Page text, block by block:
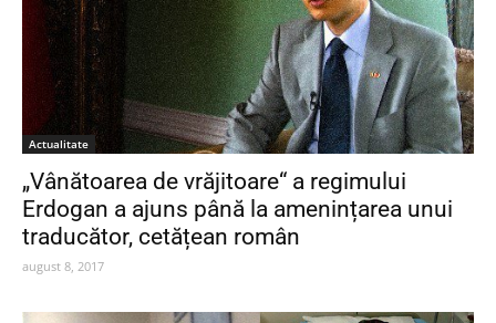
Actualitate
„Vânătoarea de vrăjitoare“ a regimului
Erdogan a ajuns până la amenințarea unui
traducător, cetățean român
august 8, 2017